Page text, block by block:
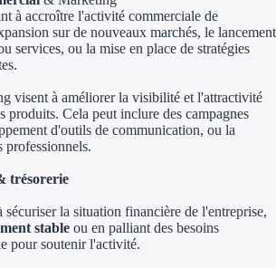
Concours
Réduction des
Investir dans
Crédits &
à accroître l'activité commerciale de
sur de nouveaux marchés, le lancement
services, ou la mise en place de stratégies
visent à améliorer la visibilité et l'attractivité
produits. Cela peut inclure des campagnes
d'outils de communication, ou la
professionnels.
trésorerie
sécuriser la situation financière de l'entreprise,
stable ou en palliant des besoins
pour soutenir l'activité.